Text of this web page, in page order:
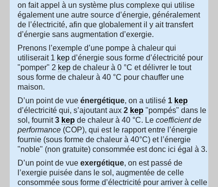
on fait appel à un système plus complexe qui utilise
également une autre source d’énergie, généralement
de l’électricité, afin que globalement il y ait transfert
d’énergie sans augmentation d’exergie.
Prenons l’exemple d’une pompe à chaleur qui
utiliserait 1 kep d’énergie sous forme d’électricité pour
"pomper" 2 kep de chaleur à 0 °C et délivrer le tout
sous forme de chaleur à 40 °C pour chauffer une
maison.
D’un point de vue énergétique, on a utilisé 1 kep
d’électricité qui, s’ajoutant aux 2 kep "pompés" dans le
sol, fournit3 kep de chaleur à 40 °C. Le coefficient de
performance (COP), qui est le rapport entre l’énergie
fournie (sous forme de chaleur à 40°C) et l’énergie
"noble" (non gratuite) consommée est donc ici égal à 3.
D’un point de vue exergétique, on est passé de
l’exergie puisée dans le sol, augmentée de celle
consommée sous forme d’électricité pour arriver à celle